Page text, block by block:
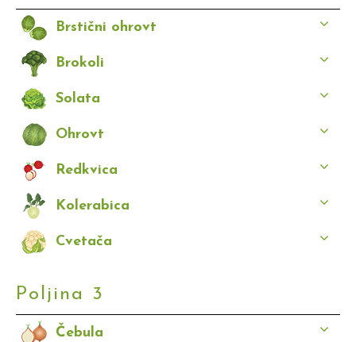
Brstični ohrovt
Brokoli
Solata
Ohrovt
Redkvica
Kolerabica
Cvetača
Poljina 3
Čebula